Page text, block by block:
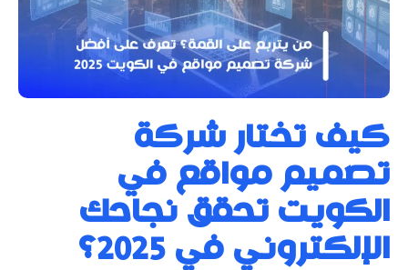
كيف تختار شركة
تصميم مواقع في
الكويت تحقق نجاحك
الإلكتروني في 2025؟